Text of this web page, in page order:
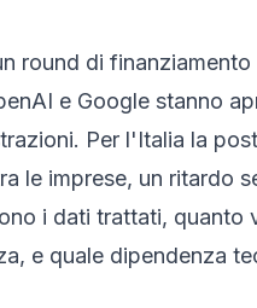
round di finanziamento
e Google stanno
Per l'Italia la
le imprese, un ritardo
i dati trattati, quanto
e quale dipendenza